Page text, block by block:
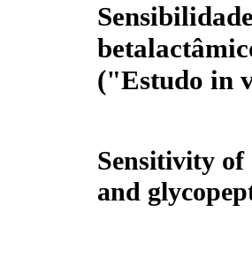
("Estudo in
Sensitivity of
and